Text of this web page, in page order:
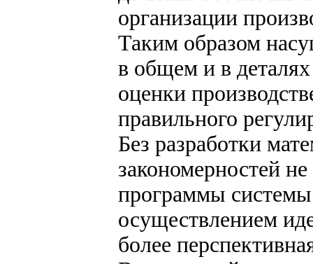
организации
Таким образом
в общем и в
оценки
правильного
Без разработки
закономерностей
программы
осуществлением
более